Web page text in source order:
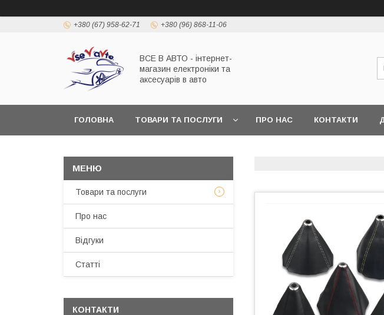
+380 (67) 958-62-71 +380 (96) 868-11-06
ВСЕ В АВТО - інтернет-
магазин електроніки та
аксесуарів в авто
ГОЛОВНА ТОВАРИ ТА ПОСЛУГИ ПРО НАС КОНТАКТИ
Товари та послуги
Про нас
Відгуки
Статті
КОНТАКТИ